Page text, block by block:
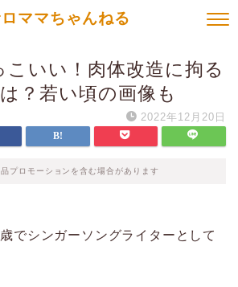
ママちゃんねる
こいい！肉体改造に拘る
？若い頃の画像も
2022年12月20日
プロモーションを含む場合があります
でシンガーソングライターとして